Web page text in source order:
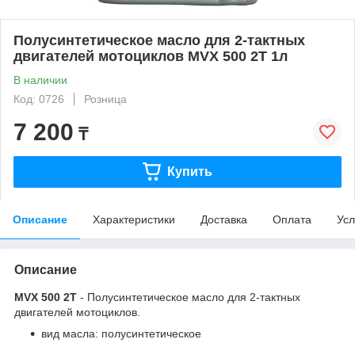
Полусинтетическое масло для 2-тактных
двигателей мотоциклов MVX 500 2T 1л
В наличии
Код: 0726
Розница
7 200 ₸
Купить
Описание Характеристики Доставка Оплата
Описание
MVX 500 2T - Полусинтетическое масло для 2-тактных
двигателей мотоциклов.
вид масла: полусинтетическое